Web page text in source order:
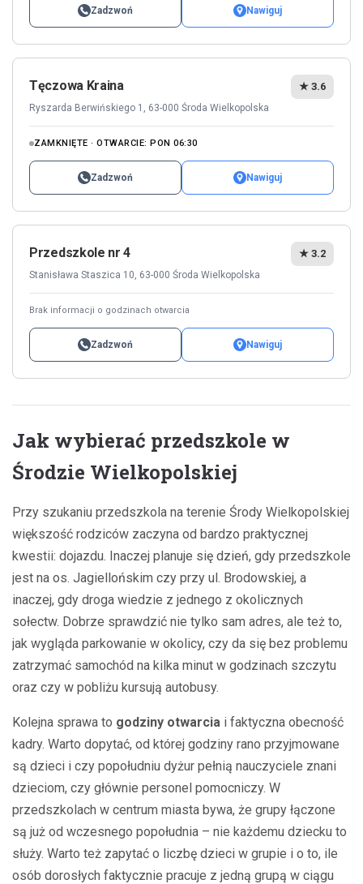
Zadzwoń Nawiguj
Tęczowa Kraina
Ryszarda Berwińskiego 1, 63-000 Środa Wielkopolska
★ 3.6
ZAMKNIĘTE · OTWARCIE: PON 06:30
Zadzwoń Nawiguj
Przedszkole nr 4
Stanisława Staszica 10, 63-000 Środa Wielkopolska
★ 3.2
Brak informacji o godzinach otwarcia
Zadzwoń Nawiguj
Jak wybierać przedszkole w
Środzie Wielkopolskiej
Przy szukaniu przedszkola na terenie Środy Wielkopolskiej
większość rodziców zaczyna od bardzo praktycznej
kwestii: dojazdu. Inaczej planuje się dzień, gdy przedszkole
jest na os. Jagiellońskim czy przy ul. Brodowskiej, a
inaczej, gdy droga wiedzie z jednego z okolicznych
sołectw. Dobrze sprawdzić nie tylko sam adres, ale też to,
jak wygląda parkowanie w okolicy, czy da się bez problemu
zatrzymać samochód na kilka minut w godzinach szczytu
oraz czy w pobliżu kursują autobusy.
Kolejna sprawa to godziny otwarcia i faktyczna obecność
kadry. Warto dopytać, od której godziny rano przyjmowane
są dzieci i czy popołudniu dyżur pełnią nauczyciele znani
dzieciom, czy głównie personel pomocniczy. W
przedszkolach w centrum miasta bywa, że grupy łączone
są już od wczesnego popołudnia – nie każdemu dziecku to
służy. Warto też zapytać o liczbę dzieci w grupie i o to, ile
osób dorosłych faktycznie pracuje z jedną grupą w ciągu